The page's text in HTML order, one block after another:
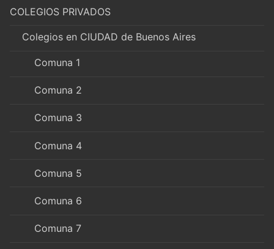
COLEGIOS PRIVADOS
Colegios en CIUDAD de Buenos Aires
Comuna 1
Comuna 2
Comuna 3
Comuna 4
Comuna 5
Comuna 6
Comuna 7